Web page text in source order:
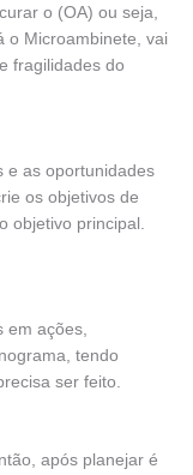
o (OA) ou seja,
o Microambinete, vai
fragilidades do
e as oportunidades
os objetivos de
objetivo principal.
em ações,
tendo
ser feito.
após planejar é